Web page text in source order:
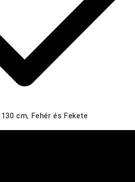
cm, Fehér és Fekete